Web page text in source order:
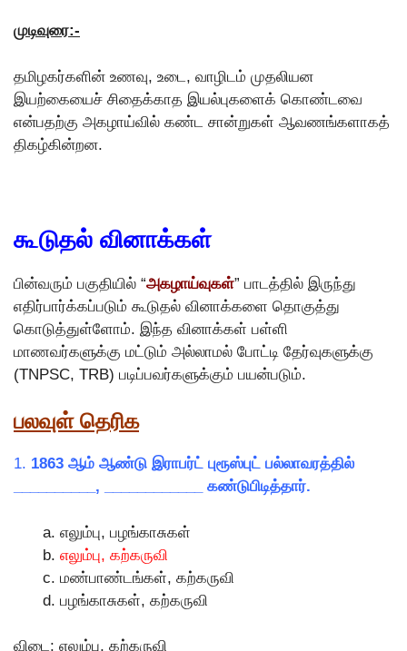
முடிவுரை:-
தமிழகர்களின் உணவு, உடை, வாழிடம் முதலியன
இயற்கையைச் சிதைக்காத இயல்புகளைக் கொண்டவை
என்பதற்கு அகழாய்வில் கண்ட சான்றுகள் ஆவணங்களாகத்
திகழ்கின்றன.
கூடுதல் வினாக்கள்
பின்வரும் பகுதியில் “அகழாய்வுகள்” பாடத்தில் இருந்து
எதிர்பார்க்கப்படும் கூடுதல் வினாக்களை தொகுத்து
கொடுத்துள்ளோம். இந்த வினாக்கள் பள்ளி
மாணவர்களுக்கு மட்டும் அல்லாமல் போட்டி தேர்வுகளுக்கு
(TNPSC, TRB) படிப்பவர்களுக்கும் பயன்படும்.
பலவுள் தெரிக
1. 1863 ஆம் ஆண்டு இராபர்ட் புரூஸ்புட் பல்லாவரத்தில்
__________, ____________ கண்டுபிடித்தார்.
எலும்பு, பழங்காசுகள்
எலும்பு, கற்கருவி
மண்பாண்டங்கள், கற்கருவி
பழங்காசுகள், கற்கருவி
விடை: எலும்பு, கற்கருவி